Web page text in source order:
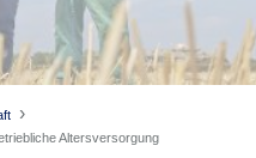
Altersversorgung